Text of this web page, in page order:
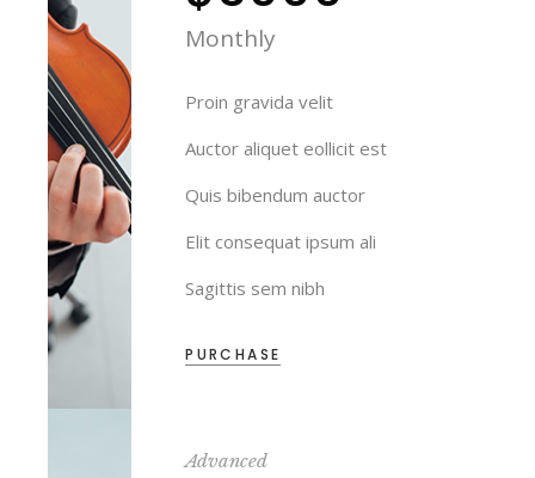
Monthly
Proin gravida velit
Auctor aliquet eollicit est
Quis bibendum auctor
Elit consequat ipsum ali
Sagittis sem nibh
PURCHASE
Advanced